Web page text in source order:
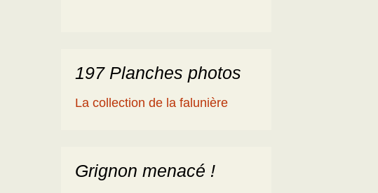
197 Planches photos
La collection de la falunière
Grignon menacé !